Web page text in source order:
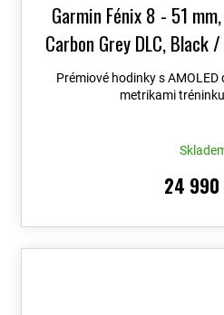
Garmin Fénix 8 - 51
Carbon Grey DLC, Black
+ možnost výměny do 90
Prémiové hodinky s
metrikami
24 990